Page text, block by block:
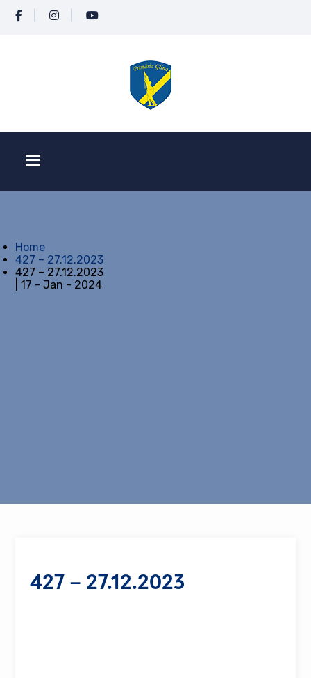
Home
427 – 27.12.2023
427 – 27.12.2023
| 17 - Jan - 2024
427 – 27.12.2023